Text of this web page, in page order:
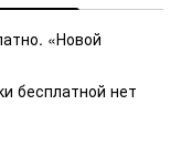
«Новой
бесплатной нет